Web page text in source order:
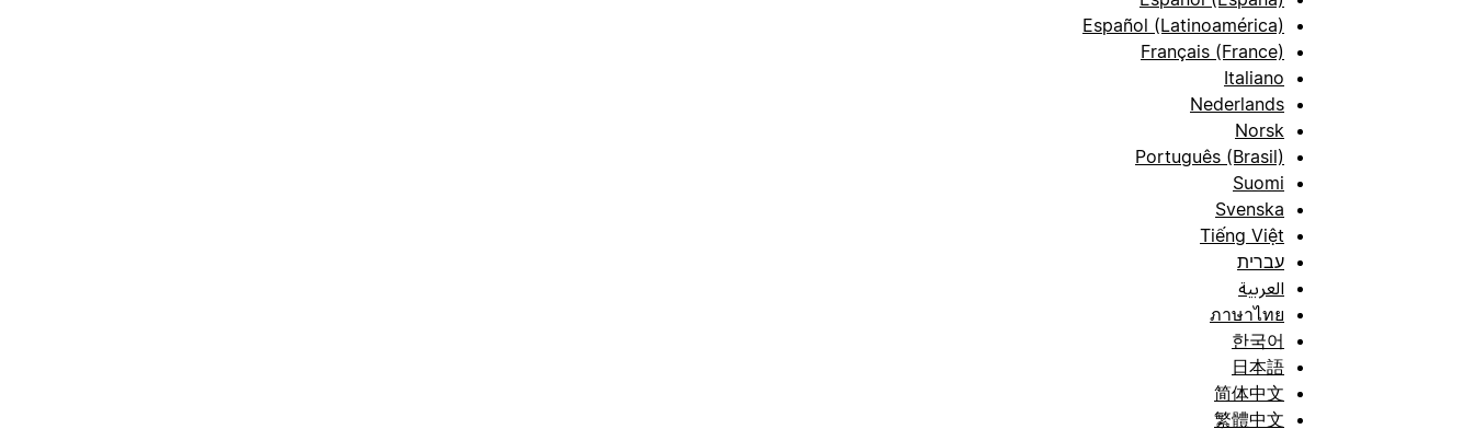
Español (Latinoamérica)
Français (France)
Italiano
Nederlands
Norsk
Português (Brasil)
Suomi
Svenska
Tiếng Việt
עברית
العربية
ภาษาไทย
한국어
日本語
简体中文
繁體中文